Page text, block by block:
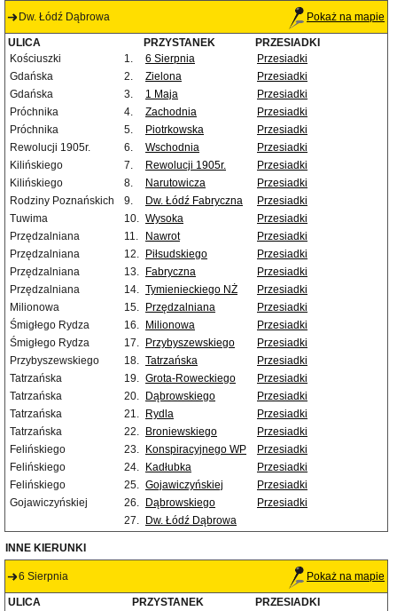
Dw. Łódź Dąbrowa Pokaż na mapie
ULICA PRZYSTANEK
PRZESIADKI
Kościuszki
1. 6 Sierpnia
Przesiadki
Gdańska
2. Zielona
Przesiadki
Gdańska
3. 1 Maja
Przesiadki
Próchnika
4. Zachodnia
Przesiadki
Próchnika
5. Piotrkowska
Przesiadki
Rewolucji 1905r.
6. Wschodnia
Przesiadki
Kilińskiego
7. Rewolucji 1905r.
Przesiadki
Kilińskiego
8. Narutowicza
Przesiadki
Rodziny Poznańskich
9. Dw. Łódź Fabryczna
Przesiadki
Tuwima
10. Wysoka
Przesiadki
Przędzalniana
11. Nawrot
Przesiadki
Przędzalniana
12. Piłsudskiego
Przesiadki
Przędzalniana
13. Fabryczna
Przesiadki
Przędzalniana
14. Tymienieckiego NŻ
Przesiadki
Milionowa
15. Przędzalniana
Przesiadki
Śmigłego Rydza
16. Milionowa
Przesiadki
Śmigłego Rydza
17. Przybyszewskiego
Przesiadki
Przybyszewskiego
18. Tatrzańska
Przesiadki
Tatrzańska
19. Grota-Roweckiego
Przesiadki
Tatrzańska
20. Dąbrowskiego
Przesiadki
Tatrzańska
21. Rydla
Przesiadki
Tatrzańska
22. Broniewskiego
Przesiadki
Felińskiego
23. Konspiracyjnego WP
Przesiadki
Felińskiego
24. Kadłubka
Przesiadki
Felińskiego
25. Gojawiczyńskiej
Przesiadki
Gojawiczyńskiej
26. Dąbrowskiego
Przesiadki
27.
Dw. Łódź Dąbrowa
INNE KIERUNKI
6 Sierpnia Pokaż na mapie
ULICA PRZYSTANEK
PRZESIADKI